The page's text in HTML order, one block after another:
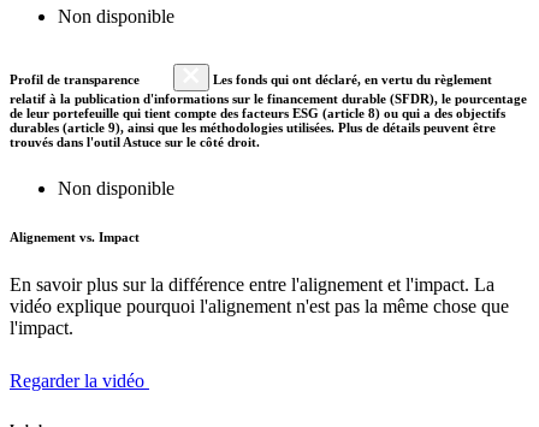
Non disponible
Profil de transparence
Les fonds qui ont déclaré, en vertu du règlement
relatif à la publication d'informations sur le financement durable (SFDR), le pourcentage
de leur portefeuille qui tient compte des facteurs ESG (article 8) ou qui a des objectifs
durables (article 9), ainsi que les méthodologies utilisées. Plus de détails peuvent être
trouvés dans l'outil Astuce sur le côté droit.
Non disponible
Alignement vs. Impact
En savoir plus sur la différence entre l'alignement et l'impact. La
vidéo explique pourquoi l'alignement n'est pas la même chose que
l'impact.
Regarder la vidéo